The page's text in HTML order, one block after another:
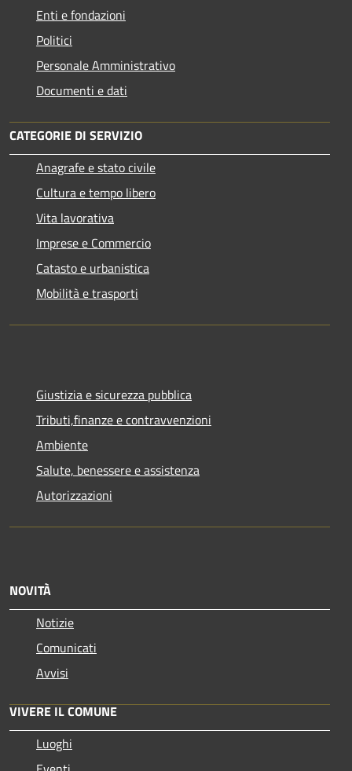
Enti e fondazioni
Politici
Personale Amministrativo
Documenti e dati
CATEGORIE DI SERVIZIO
Anagrafe e stato civile
Cultura e tempo libero
Vita lavorativa
Imprese e Commercio
Catasto e urbanistica
Mobilità e trasporti
Giustizia e sicurezza pubblica
Tributi,finanze e contravvenzioni
Ambiente
Salute, benessere e assistenza
Autorizzazioni
NOVITÀ
Notizie
Comunicati
Avvisi
VIVERE IL COMUNE
Luoghi